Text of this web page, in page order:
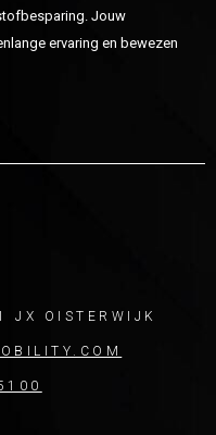
Jouw
ervaring en bewezen
JX OISTERWIJK